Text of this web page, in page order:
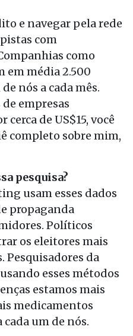
e navegar pela rede
com
como
em média 2.500
nós a cada mês.
empresas
cerca de US$15, você
completo sobre mim,
pesquisa?
usam esses dados
propaganda
Políticos
os eleitores mais
Pesquisadores da
esses métodos
estamos mais
medicamentos
um de nós.